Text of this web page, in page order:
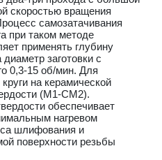
скоростью вращения
самозатачивания
при таком методе
применять глубину
заготовки с
0,3-15 об/мин. Для
на керамической
(M1-СМ2).
обеспечивает
нагревом
шлифования и
поверхности резьбы